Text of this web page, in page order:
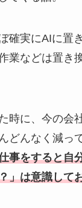
確実にAIに置
業などは置き
時に、今の会
どんなく減っ
事をすると自
」は意識して